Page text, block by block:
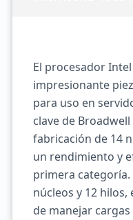
El procesador
impresionante
para uso en
clave de
fabricación de 14
un rendimiento y
primera
núcleos y 12 hilos,
de manejar